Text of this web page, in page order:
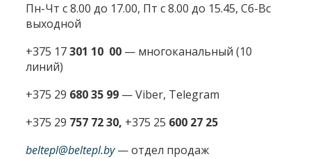
Пн-Чт с 8.00 до 17.00, Пт с 8.00 до 15.45, Сб-Вс
выходной
+375 17301 10 00 — многоканальный (10
линий)
+375 29 680 35 99 — Viber, Telegram
+375 29 757 72 30, +375 25 600 27 25
beltepl@beltepl.by— отдел продаж